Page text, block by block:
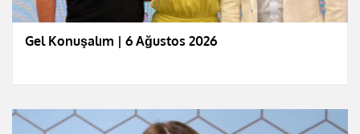
Gel Konuşalım | 6 Ağustos 2026